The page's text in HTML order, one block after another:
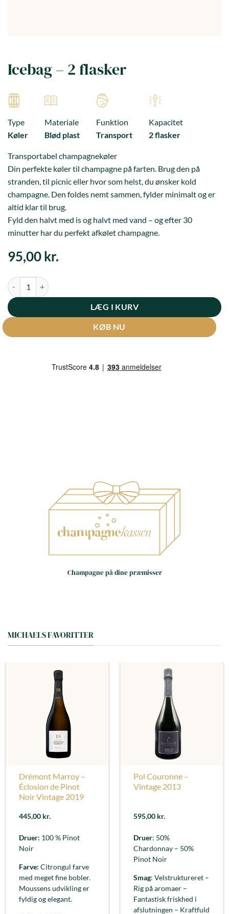
Icebag – 2 flasker
Type
Køler
Materiale
Blød plast
Funktion
Transport
Kapacitet
2 flasker
Transportabel champagnekøler
Din perfekte køler til champagne på farten. Brug den på
stranden, til picnic eller hvor som helst, du ønsker kold
champagne. Den foldes nemt sammen, fylder minimalt og er
altid klar til brug.
Fyld den halvt med is og halvt med vand – og efter 30
minutter har du perfekt afkølet champagne.
95,00kr.
Icebag - 2 flasker antal
LÆG I KURV
KØB NU
Champagne på dine præmisser
Håndværk frem for
MICHAELS FAVORITTER
Drémont Marroy –
Éclosion de Pinot
Noir Vintage 2019
445,00 kr.
Druer: 100 % Pinot
Noir
Farve: Citrongul farve
med meget fine bobler.
Moussens udvikling er
fyldig og elegant.
Pol Couronne –
Vintage 2013
595,00 kr.
Druer: 50%
Chardonnay – 50%
Pinot Noir
Smag: Velstruktureret –
Rig på aromaer –
Fantastisk friskhed i
afslutningen – Kraftfuld